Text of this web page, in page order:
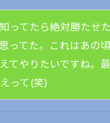
ってたら絶対勝たせた
ってた。これはあの頃
てやりたいですね。最
って(笑)